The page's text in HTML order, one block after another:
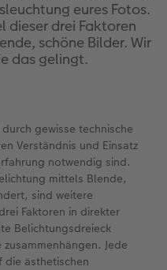
Kids
Design
Fineline
Hilfe
eures Fotos.
dieser drei Faktoren
schöne Bilder. Wir
das gelingt.
gewisse technische
Verständnis und Einsatz
notwendig sind.
mittels Blende,
sind weitere
Faktoren in direkter
Belichtungsdreieck
Jede
die ästhetischen